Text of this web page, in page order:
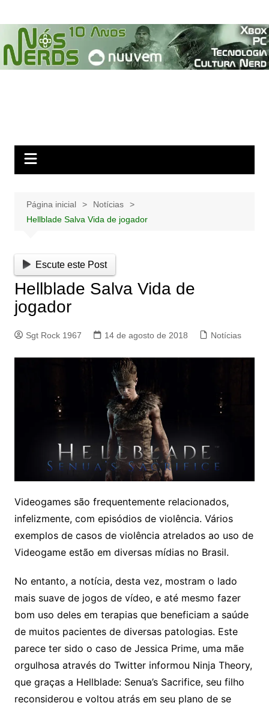
para
conteúdo
Página inicial
Notícias
Hellblade Salva Vida de jogador
Escute este Post
Hellblade Salva Vida de
jogador
Sgt Rock 1967 14 de agosto de 2018 Notícias
Videogames são frequentemente relacionados,
infelizmente, com episódios de violência. Vários
exemplos de casos de violência atrelados ao uso de
Videogame estão em diversas mídias no Brasil.
No entanto, a notícia, desta vez, mostram o lado
mais suave de jogos de vídeo, e até mesmo fazer
bom uso deles ​​em terapias que beneficiam a saúde
de muitos pacientes de diversas patologias. Este
parece ter sido o caso de Jessica Prime, uma mãe
orgulhosa através do Twitter informou Ninja Theory,
que graças a Hellblade: Senua’s Sacrifice, seu filho
reconsiderou e voltou atrás em seu plano de se